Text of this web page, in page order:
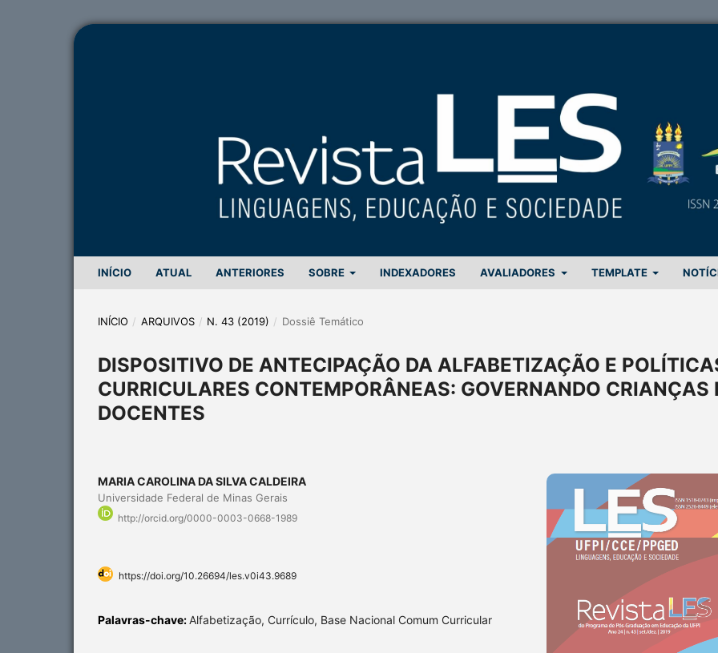
INÍCIO ATUAL ANTERIORES SOBRE INDEXADORES AVALIADORES TEMPLATE
INÍCIO / ARQUIVOS / N. 43 (2019) / Dossiê Temático
DISPOSITIVO DE ANTECIPAÇÃO DA ALFABETIZAÇÃO E
CURRICULARES CONTEMPORÂNEAS: GOVERNANDO CRIANÇAS
DOCENTES
MARIA CAROLINA DA SILVA CALDEIRA
Universidade Federal de Minas Gerais
http://orcid.org/0000-0003-0668-1989
https://doi.org/10.26694/les.v0i43.9689
Palavras-chave:Alfabetização, Currículo, Base Nacional Comum Curricular